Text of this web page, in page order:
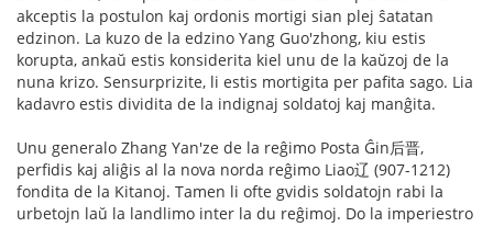
akceptis la postulon kaj ordonis mortigi sian plej ŝatatan
edzinon. La kuzo de la edzino Yang Guo'zhong, kiu estis
korupta, ankaŭ estis konsiderita kiel unu de la kaŭzoj de la
nuna krizo. Sensurprizite, li estis mortigita per pafita sago. Lia
kadavro estis dividita de la indignaj soldatoj kaj manĝita.
Unu generalo Zhang Yan'ze de la reĝimo Posta Ĝin后晋,
perfidis kaj aliĝis al la nova norda reĝimo Liao辽 (907-1212)
fondita de la Kitanoj. Tamen li ofte gvidis soldatojn rabi la
urbetojn laŭ la landlimo inter la du reĝimoj. Do la imperiestro